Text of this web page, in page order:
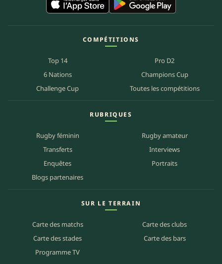
COMPÉTITIONS
Top 14
Pro D2
6 Nations
Champions Cup
Challenge Cup
Toutes les compétitions
RUBRIQUES
Rugby féminin
Rugby amateur
Transferts
Interviews
Enquêtes
Portraits
Blogs partenaires
SUR LE TERRAIN
Carte des matchs
Carte des clubs
Carte des stades
Carte des bars
Programme TV